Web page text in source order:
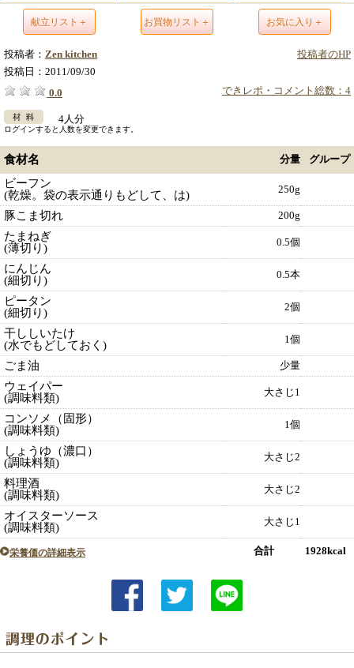
献立リスト＋ お買物リスト＋ お気に入り＋
投稿者のHP
投稿者： Zen kitchen
投稿日： 2011/09/30
できレポ・コメント総数：4
0.0
4人分
ログインすると人数を変更できます。
食材名 分量 グループ
ビーフン
(乾燥。袋の表示通りもどして、は)
250g
豚こま切れ 200g
たまねぎ
(薄切り)
0.5個
にんじん
(細切り)
0.5本
ピータン
(細切り)
2個
干ししいたけ
(水でもどしておく)
1個
ごま油 少量
ウェイパー
(調味料類)
大さじ1
コンソメ（固形）
(調味料類)
1個
しょうゆ（濃口）
(調味料類)
大さじ2
料理酒
(調味料類)
大さじ2
オイスターソース
(調味料類)
大さじ1
栄養価の詳細表示 合計 1928kcal